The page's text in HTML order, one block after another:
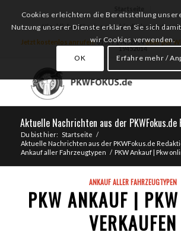
Hier klicken für ein unverbindliches
Jetzt kostenlos anrufen:0151 / 19452014oder per
19452014
Aktuelle Nachrichten aus der PKWFokus.de
Du bist hier: Startseite /
Aktuelle Nachrichten aus der PKWFokus.de
Ankauf aller Fahrzeugtypen / PKW Ankauf | Pkw
ANKAUF ALLER FAHRZEUGTYPEN
PKW ANKAUF |
VERKAUFEN
Cookies erleichtern die Bereitstellung
Nutzung unserer Dienste erklären Sie sich
wir Cookies verwenden.
OK Erfahre mehr /